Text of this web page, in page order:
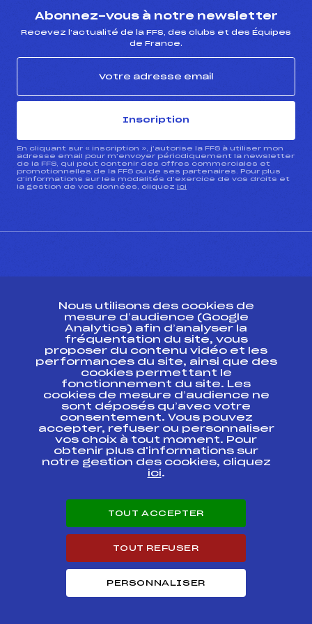
Abonnez-vous à notre newsletter
Recevez l’actualité de la FFS, des clubs et des Équipes
de France.
Inscription
En cliquant sur « inscription », j’autorise la FFS à utiliser mon
adresse email pour m’envoyer périodiquement la newsletter
de la FFS, qui peut contenir des offres commerciales et
promotionnelles de la FFS ou de ses partenaires. Pour plus
d’informations sur les modalités d’exercice de vos droits et
la gestion de vos données, cliquez ici
Ressources
Pass’Neige
Projet sportif fédéral
Projet de performance fédéral
Antidopage
Pôle Développement, Formation, Suivi
Scientifique
Listes ministérielles
Pôle vie de l’athlète
Enseignement professionnel
Carrières
Nous utilisons des cookies de
mesure d’audience (Google
Analytics) afin d’analyser la
fréquentation du site, vous
proposer du contenu vidéo et les
performances du site, ainsi que des
cookies permettant le
fonctionnement du site. Les
cookies de mesure d’audience ne
sont déposés qu’avec votre
consentement. Vous pouvez
accepter, refuser ou personnaliser
vos choix à tout moment. Pour
obtenir plus d'informations sur
notre gestion des cookies, cliquez
ici.
TOUT ACCEPTER
TOUT REFUSER
PERSONNALISER